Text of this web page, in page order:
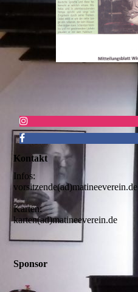
Kontakt
Infos:
vorsitzende(ad)matineeverein.de
Karten:
karten(ad)matineeverein.de
Sponsor